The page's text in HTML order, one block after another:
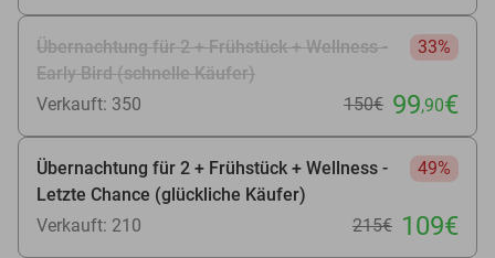
Übernachtung für 2 + Frühstück + Wellness -
Early Bird (schnelle Käufer)
33%
Verkauft: 350 150€ 99,90€
Übernachtung für 2 + Frühstück + Wellness -
Letzte Chance (glückliche Käufer)
49%
Verkauft: 210 215€ 109€